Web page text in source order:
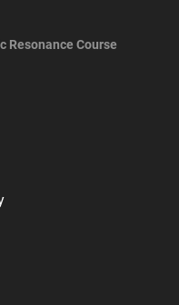
Resonance Course